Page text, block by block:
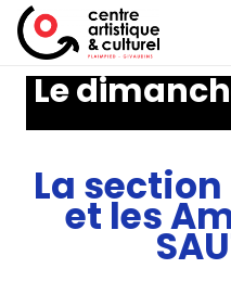
Le
La section
et les